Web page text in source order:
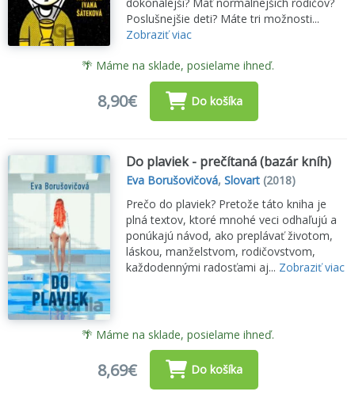
Poslušnejšie deti? Máte tri možnosti...
Zobraziť viac
🌴 Máme na sklade, posielame ihneď.
8,90€ Do košíka
Do plaviek - prečítaná (bazár kníh)
Eva Borušovičová,Slovart (2018)
Prečo do plaviek? Pretože táto kniha je
plná textov, ktoré mnohé veci odhaľujú a
ponúkajú návod, ako preplávať životom,
láskou, manželstvom, rodičovstvom,
každodennými radosťami aj... Zobraziť viac
🌴 Máme na sklade, posielame ihneď.
8,69€ Do košíka